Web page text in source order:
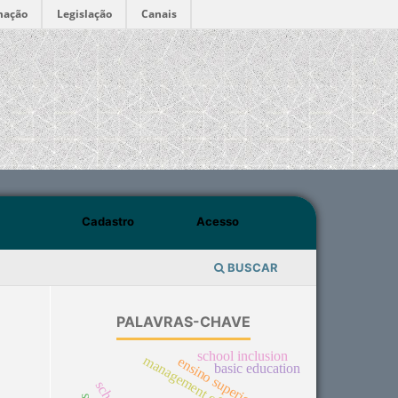
Legislação Canais
BUSCAR
Cadastro Acesso
PALAVRAS-CHAVE
school inclusion
basic education